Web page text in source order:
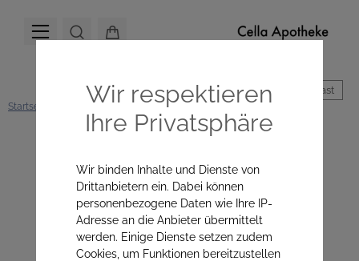
Hoher Kontrast
Startseite Neu bei uns
Neu bei uns
Wir respektieren
Ihre Privatsphäre
Wir binden Inhalte und Dienste von
Drittanbietern ein. Dabei können
personenbezogene Daten wie Ihre IP-
Adresse an die Anbieter übermittelt
werden. Einige Dienste setzen zudem
Cookies, um Funktionen bereitzustellen